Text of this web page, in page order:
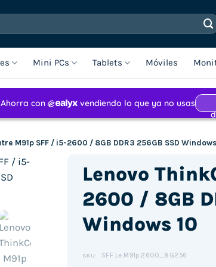
Mini PCs Tablets Móviles
M91p SFF / i5-2600 / 8GB DDR3 256GB SSD
Lenovo
2600 / 8GB
Windows 10
SKU: SFF.Le.M91p.2600_8G256